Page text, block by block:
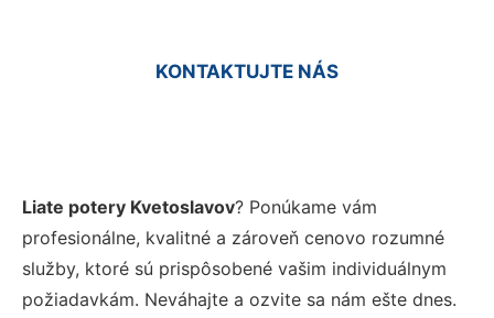
KONTAKTUJTE NÁS
Liate potery Kvetoslavov? Ponúkame vám
profesionálne, kvalitné a zároveň cenovo rozumné
služby, ktoré sú prispôsobené vašim individuálnym
požiadavkám. Neváhajte a ozvite sa nám ešte dnes.